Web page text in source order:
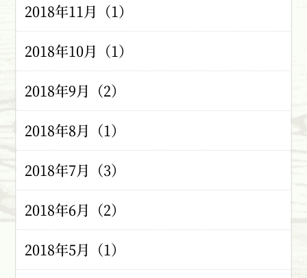
2018年11月（1）
2018年10月（1）
2018年9月（2）
2018年8月（1）
2018年7月（3）
2018年6月（2）
2018年5月（1）